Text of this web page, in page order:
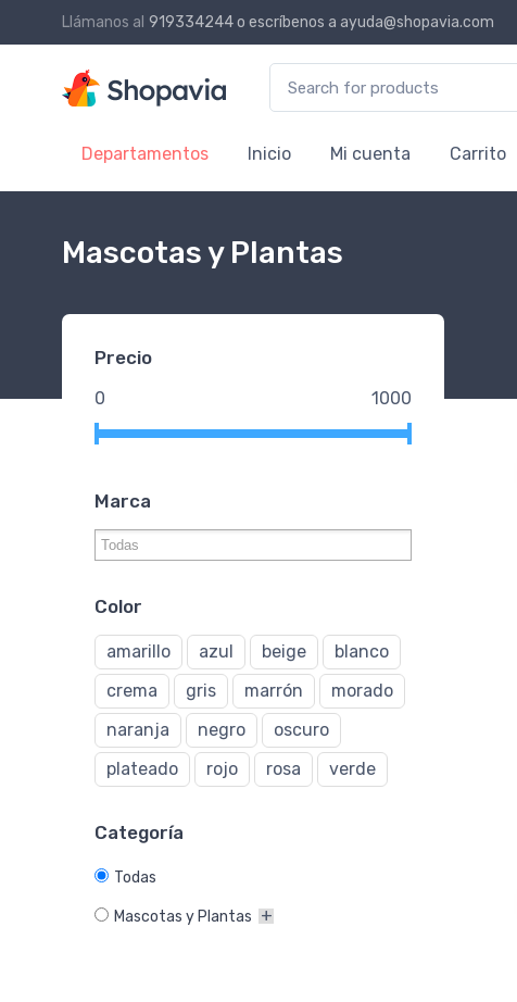
Llámanos al 919334244o escríbenos a ayuda@shopavia.com
Departamentos Inicio Mi cuenta Carrito
Mascotas y Plantas
Precio
0 1000
Marca
Color
amarillo azul beige
blanco
crema
gris marrón
morado
naranja
negro
oscuro
plateado
rojo rosa verde
Categoría
Todas
Mascotas y Plantas